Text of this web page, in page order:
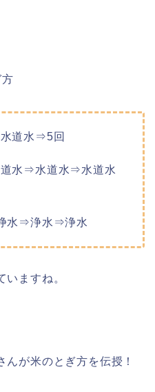
道水⇒5回
水⇒水道水⇒水道水
水⇒浄水⇒浄水
いますね。
が米のとぎ方を伝授！